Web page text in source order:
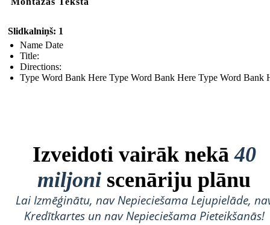
Slidkalniņš: 1
Name Date
Title:
Directions:
Type Word Bank Here Type Word Bank Here Type Word Bank
Izveidoti vairāk nekā40
miljoni scenāriju plānu
Lai Izmēģinātu, nav Nepieciešama Lejupielāde,
Kredītkartes un nav Nepieciešama Pieteikšanās!